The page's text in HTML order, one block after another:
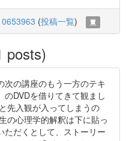
(投稿一覧)
posts)
次の講座のもう一方のテキ
DVDを借りてきて観まし
先入観が入ってしまうの
の心理学的解釈は下に貼っ
ただくとして、ストーリー